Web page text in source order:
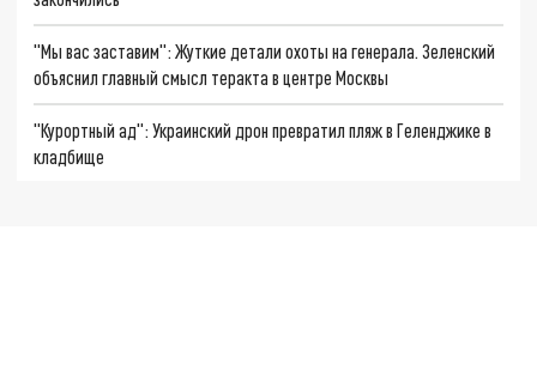
"Мы вас заставим": Жуткие детали охоты на генерала. Зеленский
объяснил главный смысл теракта в центре Москвы
"Курортный ад": Украинский дрон превратил пляж в Геленджике в
кладбище